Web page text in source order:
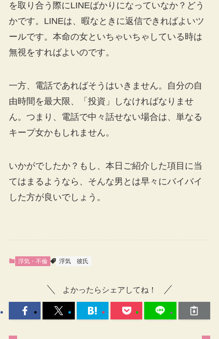
を取り合う際にLINEばかりになっていなか？どう
かです。LINEは、暇なときに返信できればよいツ
ールです。本命の女といちゃいちゃしている時は
無視をすればよいのです。
一方、電話であればそうはいきません。自分の自
由時間を最大限、「投資」しなければなりませ
ん。つまり、電話で中々話せない場合は、単なる
キープ女かもしれません。
いかがでしたか？もし、本日ご紹介した項目に当
てはまるようなら、そんな男とは早々にバイバイ
した方が良いでしょう。
浮気・不倫 浮気 彼氏
よかったらシェアしてね！